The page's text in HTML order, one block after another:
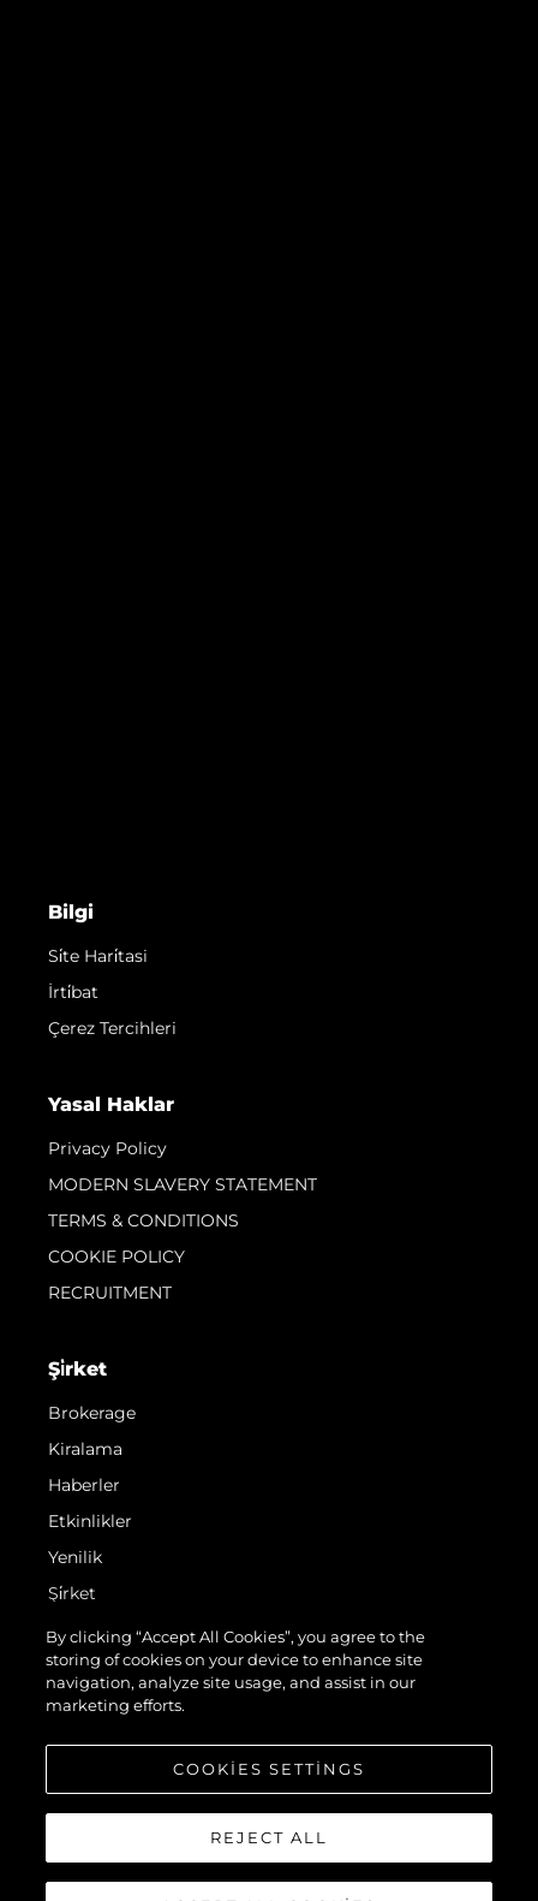
Bilgi
Si̇te Hari̇tasi
İrti̇bat
Çerez Tercihleri
Yasal Haklar
Privacy Policy
MODERN SLAVERY STATEMENT
TERMS & CONDITIONS
COOKIE POLICY
RECRUITMENT
Şi̇rket
Brokerage
Kiralama
Haberler
Etkinlikler
Yenilik
Şi̇rket
Ekip
Yaşam Şekli̇
Mi̇ras
By clicking “Accept All Cookies”, you agree to the
storing of cookies on your device to enhance site
navigation, analyze site usage, and assist in our
marketing efforts.
COOKIES SETTINGS
REJECT ALL